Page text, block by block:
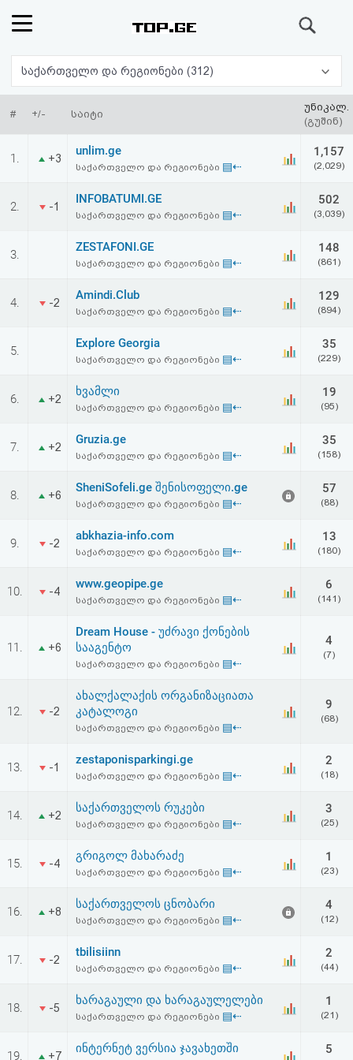
რეიტინგი
(მთავარი)
ფოსტა
პასუხი
ავტორიზაცია
რეგისტრაცია
პაროლის
აღდგენა
HTML
შეთანხმება
უარყოფა
საქართველო და რეგიონები (312)
# +/- საიტი
უნიკალ.
(გუშინ)
1. +3
unlim.ge
საქართველო და რეგიონები ▤⇠
1,157
(2,029)
2. -1
INFOBATUMI.GE
საქართველო და რეგიონები ▤⇠
502
(3,039)
3.
ZESTAFONI.GE
საქართველო და რეგიონები ▤⇠
148
(861)
4. -2
Amindi.Club
საქართველო და რეგიონები ▤⇠
129
(894)
5.
Explore Georgia
საქართველო და რეგიონები ▤⇠
35
(229)
6. +2
ხვამლი
საქართველო და რეგიონები ▤⇠
19
(95)
7. +2
Gruzia.ge
საქართველო და რეგიონები ▤⇠
35
(158)
8. +6
SheniSofeli.ge შენისოფელი.ge
საქართველო და რეგიონები ▤⇠
57
(88)
9. -2
abkhazia-info.com
საქართველო და რეგიონები ▤⇠
13
(180)
10. -4
www.geopipe.ge
საქართველო და რეგიონები ▤⇠
6
(141)
11. +6
Dream House - უძრავი ქონების
სააგენტო
საქართველო და რეგიონები ▤⇠
4
(7)
12. -2
ახალქალაქის ორგანიზაციათა
კატალოგი
საქართველო და რეგიონები ▤⇠
9
(68)
13. -1
zestaponisparkingi.ge
საქართველო და რეგიონები ▤⇠
2
(18)
14. +2
საქართველოს რუკები
საქართველო და რეგიონები ▤⇠
3
(25)
15. -4
გრიგოლ მახარაძე
საქართველო და რეგიონები ▤⇠
1
(23)
16. +8
საქართველოს ცნობარი
საქართველო და რეგიონები ▤⇠
4
(12)
17. -2
tbilisiinn
საქართველო და რეგიონები ▤⇠
2
(44)
18. -5
ხარაგაული და ხარაგაულელები
საქართველო და რეგიონები ▤⇠
1
(21)
19. +7
ინტერნეტ ვერსია ჯავახეთში 5